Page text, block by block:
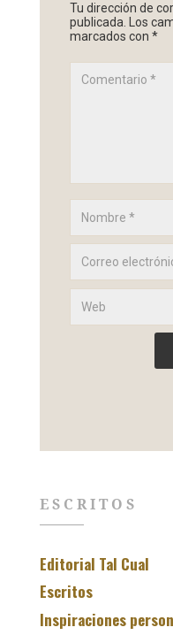
Tu dirección de
publicada. Los
marcados con *
ESCRITOS
Editorial Tal Cual
Escritos
Inspiraciones